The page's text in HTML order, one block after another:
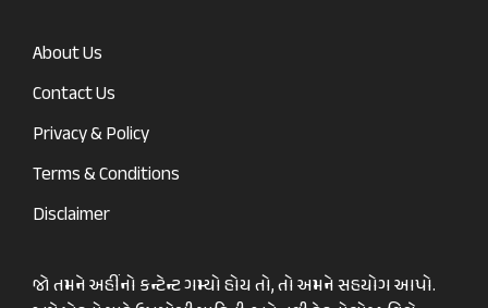
About Us
Contact Us
Privacy & Policy
Terms & Conditions
Disclaimer
જો તમને અહીંનો કન્ટેન્ટ ગમ્યો હોય તો, તો અમને સહયોગ આપો.